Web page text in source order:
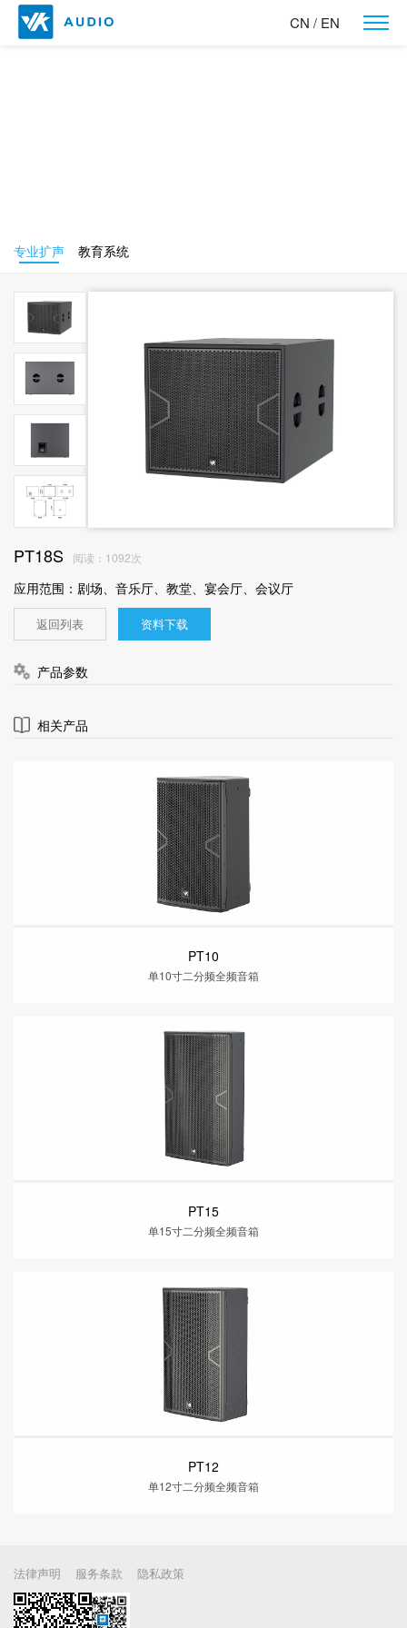
CN / EN
专业扩声 教育系统
PT18S 阅读：1092次
应用范围：剧场、音乐厅、教堂、宴会厅、会议厅
返回列表 资料下载
产品参数
相关产品
PT10
单10寸二分频全频音箱
PT15
单15寸二分频全频音箱
PT12
单12寸二分频全频音箱
法律声明 服务条款 隐私政策